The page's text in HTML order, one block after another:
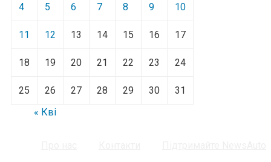
4 5 6 7 8 9 10
11 12 13 14 15 16 17
18 19 20 21 22 23 24
25 26 27 28 29 30
31
« Кві